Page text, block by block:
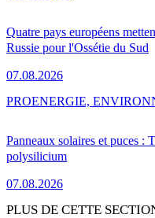
Quatre pays européens
Russie pour l'Ossétie du Sud
07.08.2026
Panneaux solaires et puces :
polysilicium
07.08.2026
PROENERGIE,
PLUS DE CETTE